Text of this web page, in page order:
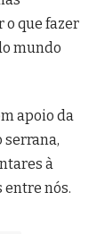
o que fazer
mundo
apoio da
serrana,
à
nós.